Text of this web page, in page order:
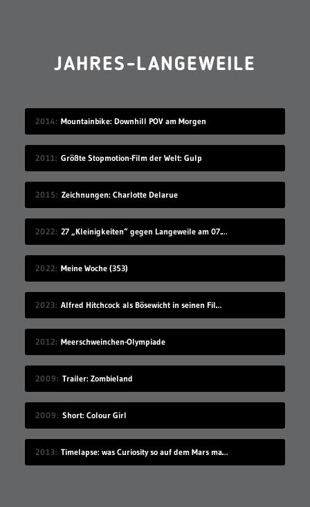
JAHRES-LANGEWEILE
2014 Mountainbike: Downhill POV am Morgen
2011 Größte Stopmotion-Film der Welt: Gulp
2015 Zeichnungen: Charlotte Delarue
2022 27 „Kleinigkeiten“ gegen Langeweile am 07.08.2022
2022 Meine Woche (353)
2023 Alfred Hitchcock als Bösewicht in seinen Filmen
2012 Meerschweinchen-Olympiade
2009 Trailer: Zombieland
2009 Short: Colour Girl
2013 Timelapse: was Curiosity so auf dem Mars macht